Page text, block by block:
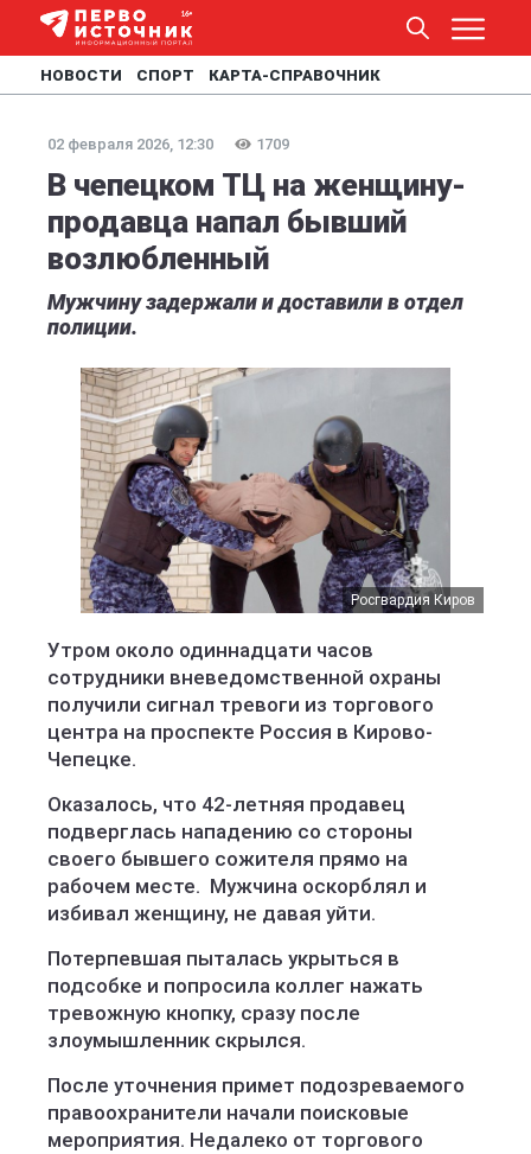
НОВОСТИ СПОРТ КАРТА-СПРАВОЧНИК
02 февраля 2026, 12:30 1709
В чепецком ТЦ на женщину-
продавца напал бывший
возлюбленный
Мужчину задержали и доставили в отдел
полиции.
Росгвардия Киров
Утром около одиннадцати часов
сотрудники вневедомственной охраны
получили сигнал тревоги из торгового
центра на проспекте Россия в Кирово-
Чепецке.
Оказалось, что 42-летняя продавец
подверглась нападению со стороны
своего бывшего сожителя прямо на
рабочем месте. Мужчина оскорблял и
избивал женщину, не давая уйти.
Потерпевшая пыталась укрыться в
подсобке и попросила коллег нажать
тревожную кнопку, сразу после
злоумышленник скрылся.
После уточнения примет подозреваемого
правоохранители начали поисковые
мероприятия. Недалеко от торгового